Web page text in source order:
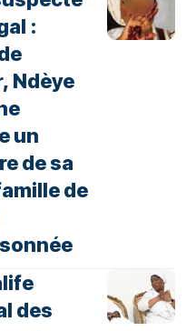
:
Ndèye
un
de sa
de
des